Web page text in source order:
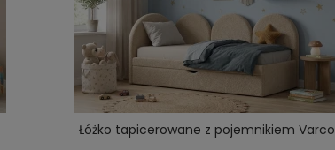
Łóżko tapicerowane z pojemnikiem Varco